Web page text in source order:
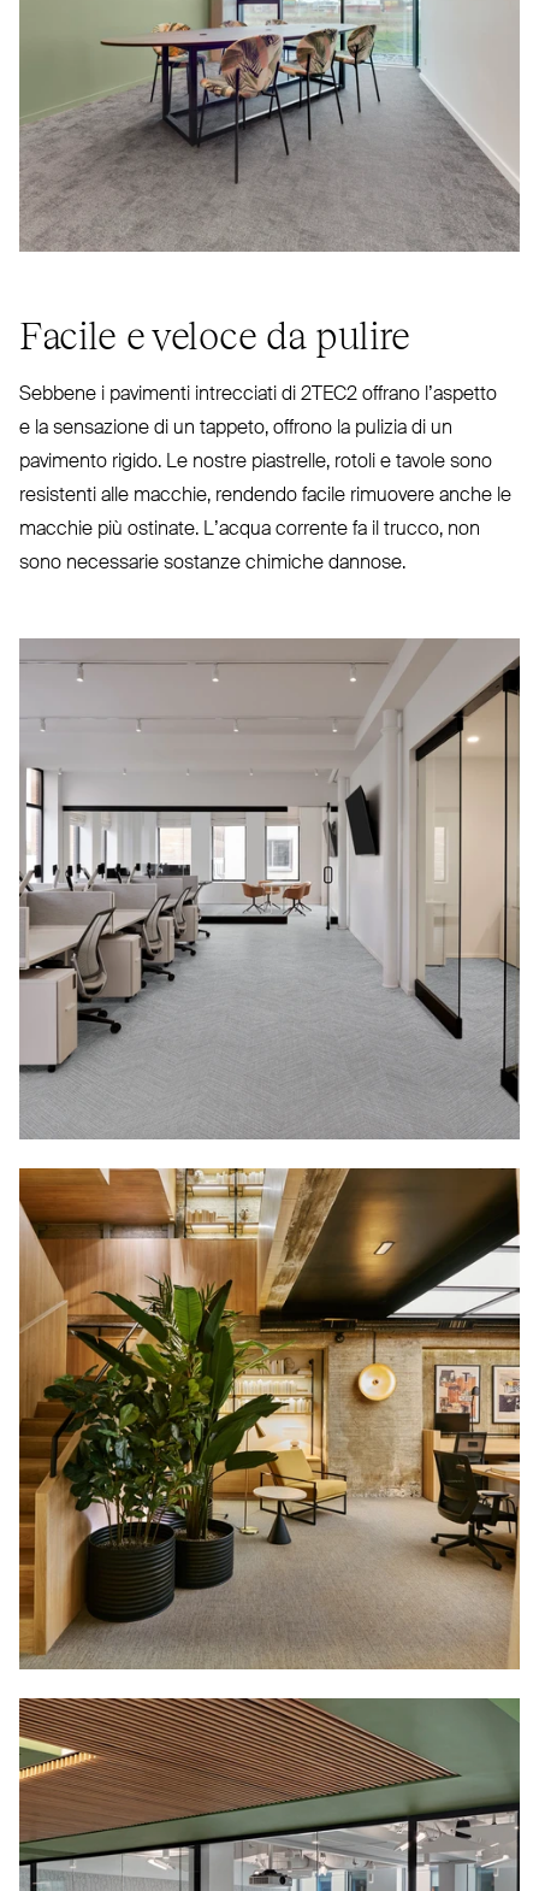
Facile e veloce da pulire
Sebbene i pavimenti intrecciati di 2TEC2 offrano l’aspetto
e la sen­sazione di un tappeto, offrono la pulizia di un
pavimento rigido. Le nostre pia­strelle, rotoli e tavole sono
resistenti alle macchie, rendendo facile rimuovere anche le
macchie più ostinate. L’acqua corrente fa il trucco, non
sono necessarie sostanze chimiche dannose.